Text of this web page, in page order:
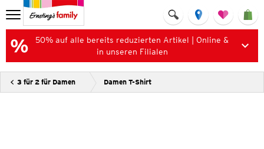
50% auf alle bereits reduzierten Artikel | Online &
in unseren Filialen
3 für 2 für Damen Damen T-Shirt